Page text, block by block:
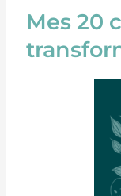
Mes 20